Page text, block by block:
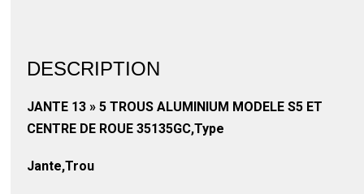
DESCRIPTION
JANTE 13 » 5 TROUS ALUMINIUM MODELE S5 ET
CENTRE DE ROUE 35135GC,Type
Jante,Trou